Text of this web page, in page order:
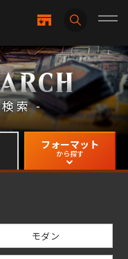
索 -
フォーマット
から探す
モダン